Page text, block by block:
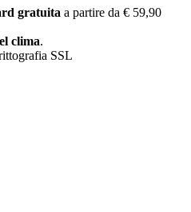
gratuita a partire da € 59,90
clima.
SSL